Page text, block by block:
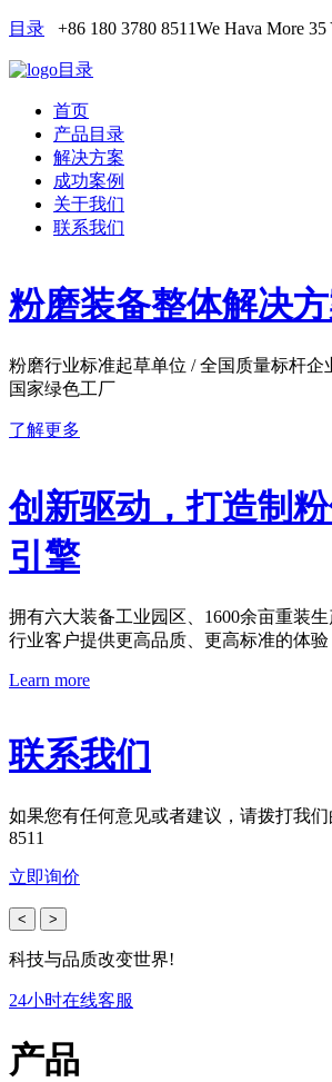
目录 +86 180 3780 8511We Hava More 35
目录
首页
产品目录
解决方案
成功案例
关于我们
联系我们
粉磨装备整体解决
粉磨行业标准起草单位 / 全国质量标杆企
国家绿色工厂
了解更多
创新驱动，打造制
引擎
拥有六大装备工业园区、1600余亩重装
行业客户提供更高品质、更高标准的体验
Learn more
联系我们
如果您有任何意见或者建议，请拨打我们
8511
立即询价
< >
科技与品质改变世界!
24小时在线客服
产品